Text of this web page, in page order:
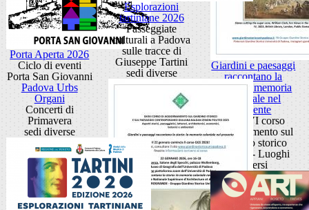
Giardini e paesaggi
raccontano la
storia: la memoria
coloniale nel
presente
XXXVI corso
aggiornamento sul
giardino storico
Padova - Luoghi
diversi
Porta Aperta 2026
Ciclo di eventi
Porta San Giovanni
Esplorazioni
tartiniane 2026
Passeggiate
culturali a Padova
sulle tracce di
Giuseppe Tartini
sedi diverse
Padova Urbs
Organi
Concerti di
Primavera
sedi diverse